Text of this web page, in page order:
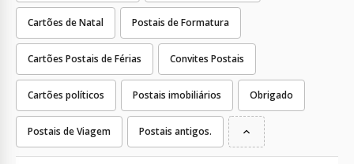
Cartões de Natal Postais de Formatura
Cartões Postais de Férias Convites Postais
Cartões políticos Postais imobiliários Obrigado
Postais de Viagem Postais antigos.